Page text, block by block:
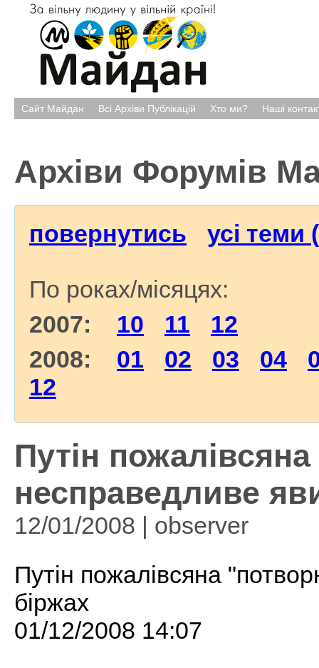
Сайт Майдан Всі Архіви Публікацій Хто ми? Наші
Архіви Форумів
повернутись усі теми
По роках/місяцях:
2007: 10 11
12
2008: 01 02 03 04
12
Путін
несправедливе
12/01/2008 | observеr
Путін пожалівсяна
біржах
01/12/2008 14:07